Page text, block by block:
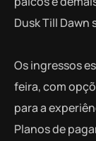
Dusk Till Dawn
Os ingressos
feira, com
para a
Planos de